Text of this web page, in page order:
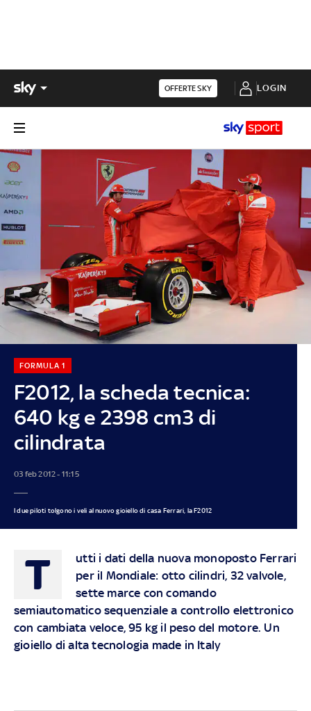
OFFERTE SKY LOGIN
F2012, la scheda tecnica:
640 kg e 2398 cm3 di
cilindrata
FORMULA 1
03 feb 2012 - 11:15
I due piloti tolgono i veli al nuovo gioiello di casa Ferrari, la F2012
T
utti i dati della nuova monoposto Ferrari
per il Mondiale: otto cilindri, 32 valvole,
sette marce con comando
semiautomatico sequenziale a controllo elettronico
con cambiata veloce, 95 kg il peso del motore. Un
gioiello di alta tecnologia made in Italy